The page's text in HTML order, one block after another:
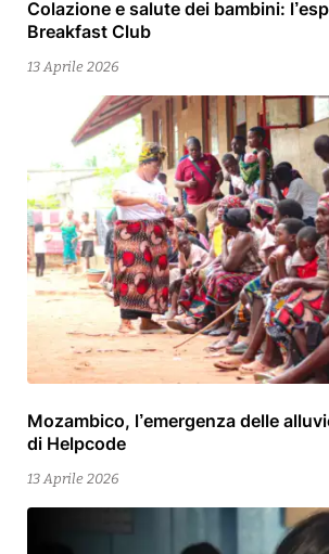
Colazione e salute dei bambini:
Breakfast Club
13 Aprile 2026
13
Aprile
2026
Mozambico, l’emergenza delle
di Helpcode
13 Aprile 2026
15
Aprile
2026